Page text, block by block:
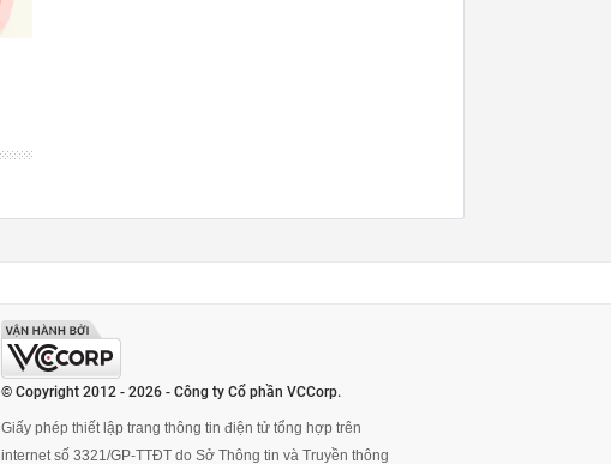
© Copyright 2012 - 2026 - Công ty Cổ phần VCCorp.
Giấy phép thiết lập trang thông tin điện tử tổng hợp trên
internet số 3321/GP-TTĐT do Sở Thông tin và Truyền thông